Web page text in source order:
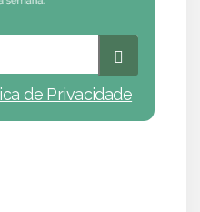
de Privacidade